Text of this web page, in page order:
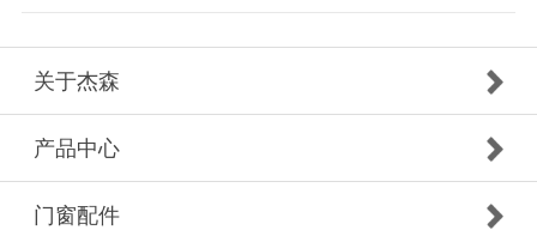
关于杰森
产品中心
门窗配件